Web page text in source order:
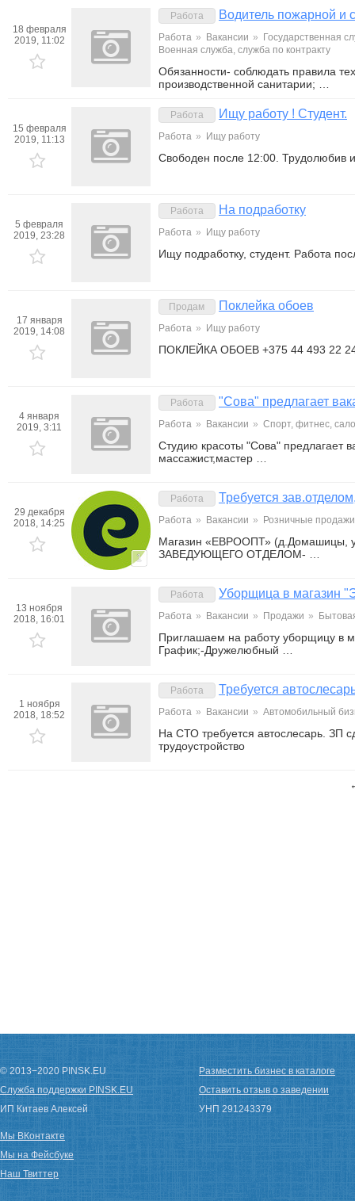
18 февраля
2019, 11:02
Работа Водитель пожарной и
Работа » Вакансии »
Государственная
Военная служба, служба по контракту
Обязанности- соблюдать правила
производственной санитарии; …
15 февраля
2019, 11:13
Работа Ищу работу ! Студент.
Работа » Ищу работу
Свободен после 12:00. Трудолюбив
5 февраля
2019, 23:28
Работа На подработку
Работа » Ищу работу
Ищу подработку, студент. Работа
17 января
2019, 14:08
Продам Поклейка обоев
Работа » Ищу работу
ПОКЛЕЙКА ОБОЕВ +375 44 493 22
4 января
2019, 3:11
Работа "Сова" предлагает
Работа » Вакансии » Спорт, фитнес,
Студию красоты "Сова" предлагает
массажист,мастер …
29 декабря
2018, 14:25
1
Работа Требуется
Работа » Вакансии » Розничные
Магазин «ЕВРООПТ» (д.Домашицы,
ЗАВЕДУЮЩЕГО ОТДЕЛОМ- …
13 ноября
2018, 16:01
Работа Уборщица в магазин
Работа » Вакансии » Продажи »
Приглашаем на работу уборщицу в
График;-Дружелюбный …
1 ноября
2018, 18:52
Работа Требуется
Работа » Вакансии » Автомобильный
На СТО требуется автослесарь. ЗП
трудоустройство
© 2013−2020 PINSK.EU
Служба поддержки PINSK.EU
ИП Китаев Алексей
Разместить бизнес в каталоге
Оставить отзыв о заведении
УНП 291243379
Мы ВКонтакте
Мы на Фейсбуке
Наш Твиттер